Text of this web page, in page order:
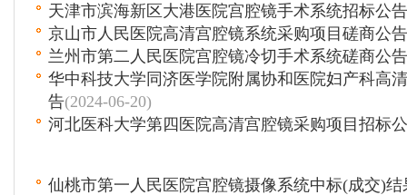
天津市滨海新区大港医院宫腔镜手术系统招标公告
京山市人民医院高清宫腔镜系统采购项目磋商公告
兰州市第二人民医院宫腔镜冷切手术系统磋商公告
华中科技大学同济医学院附属协和医院妇产科高
告(2024-06-20)
河北医科大学第四医院高清宫腔镜采购项目招标
仙桃市第一人民医院宫腔镜摄像系统中标(成交)结